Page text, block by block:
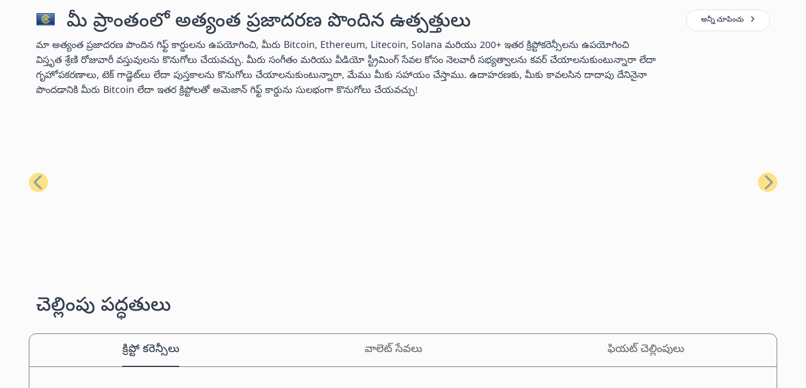
మీ ప్రాంతంలో అత్యంత ప్రజాదరణ పొందిన ఉత్పత్తులు
మా అత్యంత ప్రజాదరణ పొందిన గిఫ్ట్ కార్డులను ఉపయోగించి, మీరు Bitcoin, Ethereum, Litecoin, Solana మరియు 200+ ఇతర క్రిప్టోకరెన్సీలను ఉపయోగించి
విస్తృత శ్రేణి రోజువారీ వస్తువులను కొనుగోలు చేయవచ్చు. మీరు సంగీతం మరియు వీడియో స్ట్రీమింగ్ సేవల కోసం నెలవారీ సభ్యత్వాలను కవర్ చేయాలనుకుంటున్నారా లేదా
గృహోపకరణాలు, టెక్ గాడ్జెట్‌లు లేదా పుస్తకాలను కొనుగోలు చేయాలనుకుంటున్నారా, మేము మీకు సహాయం చేస్తాము. ఉదాహరణకు, మీకు కావలసిన దాదాపు దేనినైనా
పొందడానికి మీరు Bitcoin లేదా ఇతర క్రిప్టోలతో అమెజాన్ గిఫ్ట్ కార్డును సులభంగా కొనుగోలు చేయవచ్చు!
అన్నీ చూపించు
మునుపటి తదుపరి
చెల్లింపు పద్ధతులు
క్రిప్టో కరెన్సీలు వాలెట్ సేవలు ఫియట్ చెల్లింపులు